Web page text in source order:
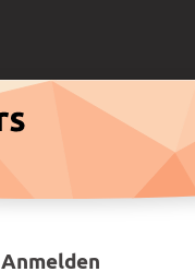
Anmelden